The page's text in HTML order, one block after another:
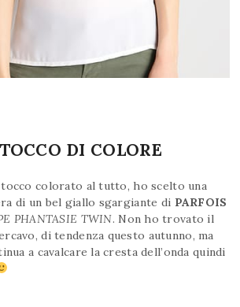
DI COLORE
colorato al tutto, ho scelto una
di un bel giallo sgargiante di PARFOIS
PHANTASIE TWIN. Non ho trovato il
di tendenza questo autunno, ma
a cavalcare la cresta dell’onda quindi